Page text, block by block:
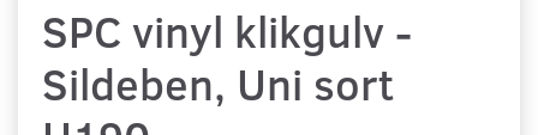
SPC vinyl klikgulv -
Sildeben, Uni sort